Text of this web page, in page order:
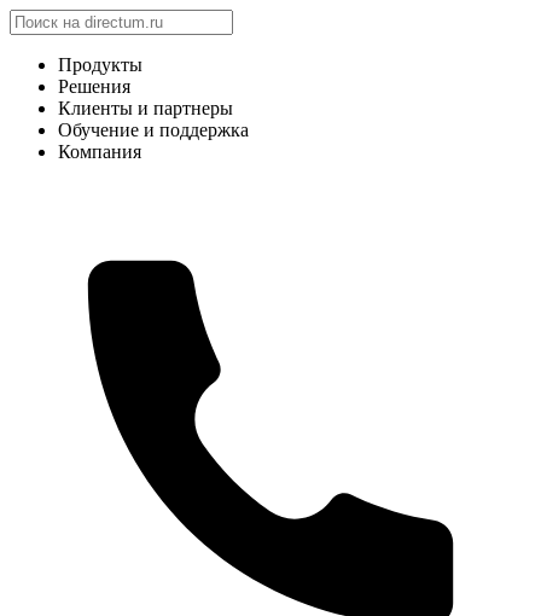
Продукты
Решения
Клиенты и партнеры
Обучение и поддержка
Компания